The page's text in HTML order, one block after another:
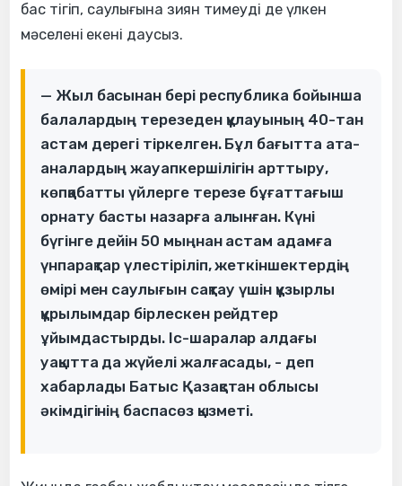
бас тігіп, саулығына зиян тимеуді де үлкен
мәселені екені даусыз.
— Жыл басынан бері республика бойынша
балалардың терезеден құлауының 40-тан
астам дерегі тіркелген. Бұл бағытта ата-
аналардың жауапкершілігін арттыру,
көпқабатты үйлерге терезе бұғаттағыш
орнату басты назарға алынған. Күні
бүгінге дейін 50 мыңнан астам адамға
үнпарақтар үлестіріліп, жеткіншектердің
өмірі мен саулығын сақтау үшін құзырлы
құрылымдар бірлескен рейдтер
ұйымдастырды. Іс-шаралар алдағы
уақытта да жүйелі жалғасады, - деп
хабарлады Батыс Қазақстан облысы
әкімдігінің баспасөз қызметі.